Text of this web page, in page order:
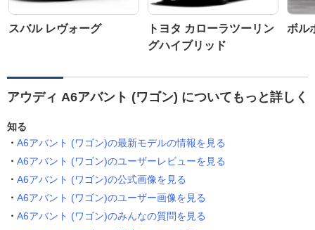
スバル レヴォーグ
トヨタ カローラツーリン
グハイブリッド
ボル
アウディ A6アバント (ワゴン) についてもっと詳しく
知る
A6アバント (ワゴン)の最新モデルの情報を見る
A6アバント (ワゴン)のユーザーレビューを見る
A6アバント (ワゴン)の公式画像を見る
A6アバント (ワゴン)のユーザー画像を見る
A6アバント (ワゴン)のみんなの質問を見る